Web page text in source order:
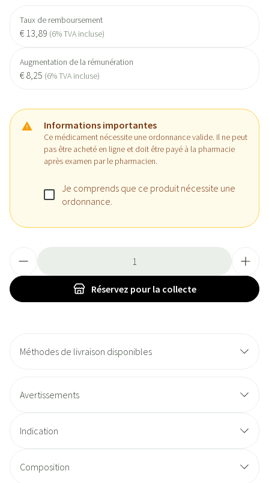
Taux de remboursement
€ 13,89 (6% TVA incluse)
Augmentation de la rémunération
€ 8,25 (6% TVA incluse)
Informations importantes
Ce médicament nécessite une ordonnance valide. Il ne peut
pas être acheté en ligne et doit être payé à la pharmacie
après examen par le pharmacien.
Je comprends que ce produit nécessite une
ordonnance.
Réservez pour la collecte
Méthodes de livraison disponibles
Avertissements
Indication
Composition